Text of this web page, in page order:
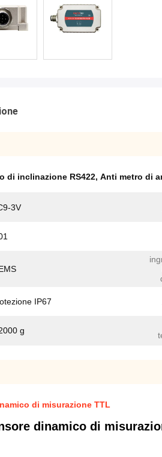
di inclinazione RS422, Anti metro di
3V
IP67
g
di misurazione TTL
dinamico di